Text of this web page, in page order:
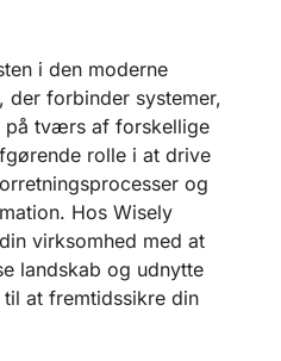
i den moderne
der forbinder systemer,
på tværs af forskellige
rolle i at drive
og
Hos Wisely
virksomhed med at
landskab og udnytte
til at fremtidssikre din